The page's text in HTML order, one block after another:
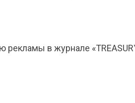
в журнале